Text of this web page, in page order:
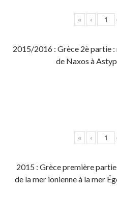
« ‹
2015/2016 : Grèce 2è partie
de Naxos à
« ‹
2015 : Grèce première
de la mer ionienne à la mer